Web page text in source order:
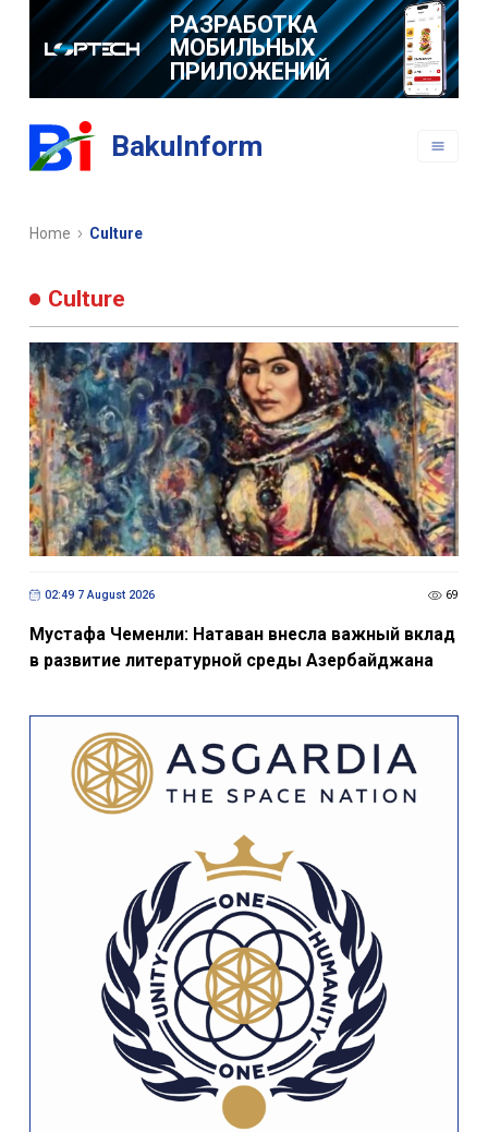
РАЗРАБОТКА
МОБИЛЬНЫХ
ПРИЛОЖЕНИЙ
BakuInform
Home Culture
Culture
02:49 7 August 2026 69
Мустафа Чеменли: Натаван внесла важный вклад
в развитие литературной среды Азербайджана